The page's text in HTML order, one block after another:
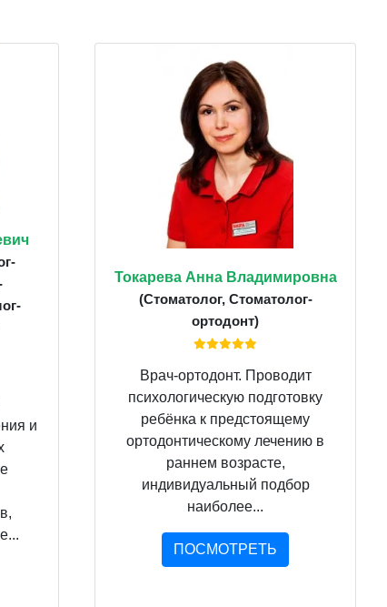
и
Токарева Анна Владимировна
(Стоматолог, Стоматолог-
ортодонт)
Врач-ортодонт. Проводит
психологическую подготовку
ребёнка к предстоящему
ортодонтическому лечению в
раннем возрасте,
индивидуальный подбор
наиболее...
ПОСМОТРЕТЬ